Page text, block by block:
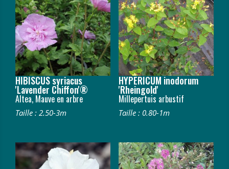
HIBISCUS syriacus
'Lavender Chiffon'®
Altea, Mauve en arbre
Taille : 2.50-3m
HYPERICUM inodorum
'Rheingold'
Millepertuis arbustif
Taille : 0.80-1m